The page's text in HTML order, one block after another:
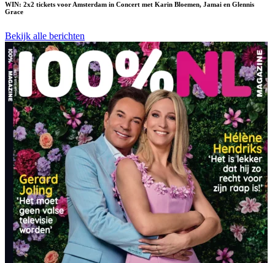
WIN: 2x2 tickets voor Amsterdam in Concert met Karin Bloemen, Jamai en Glennis
Grace
Bekijk alle berichten